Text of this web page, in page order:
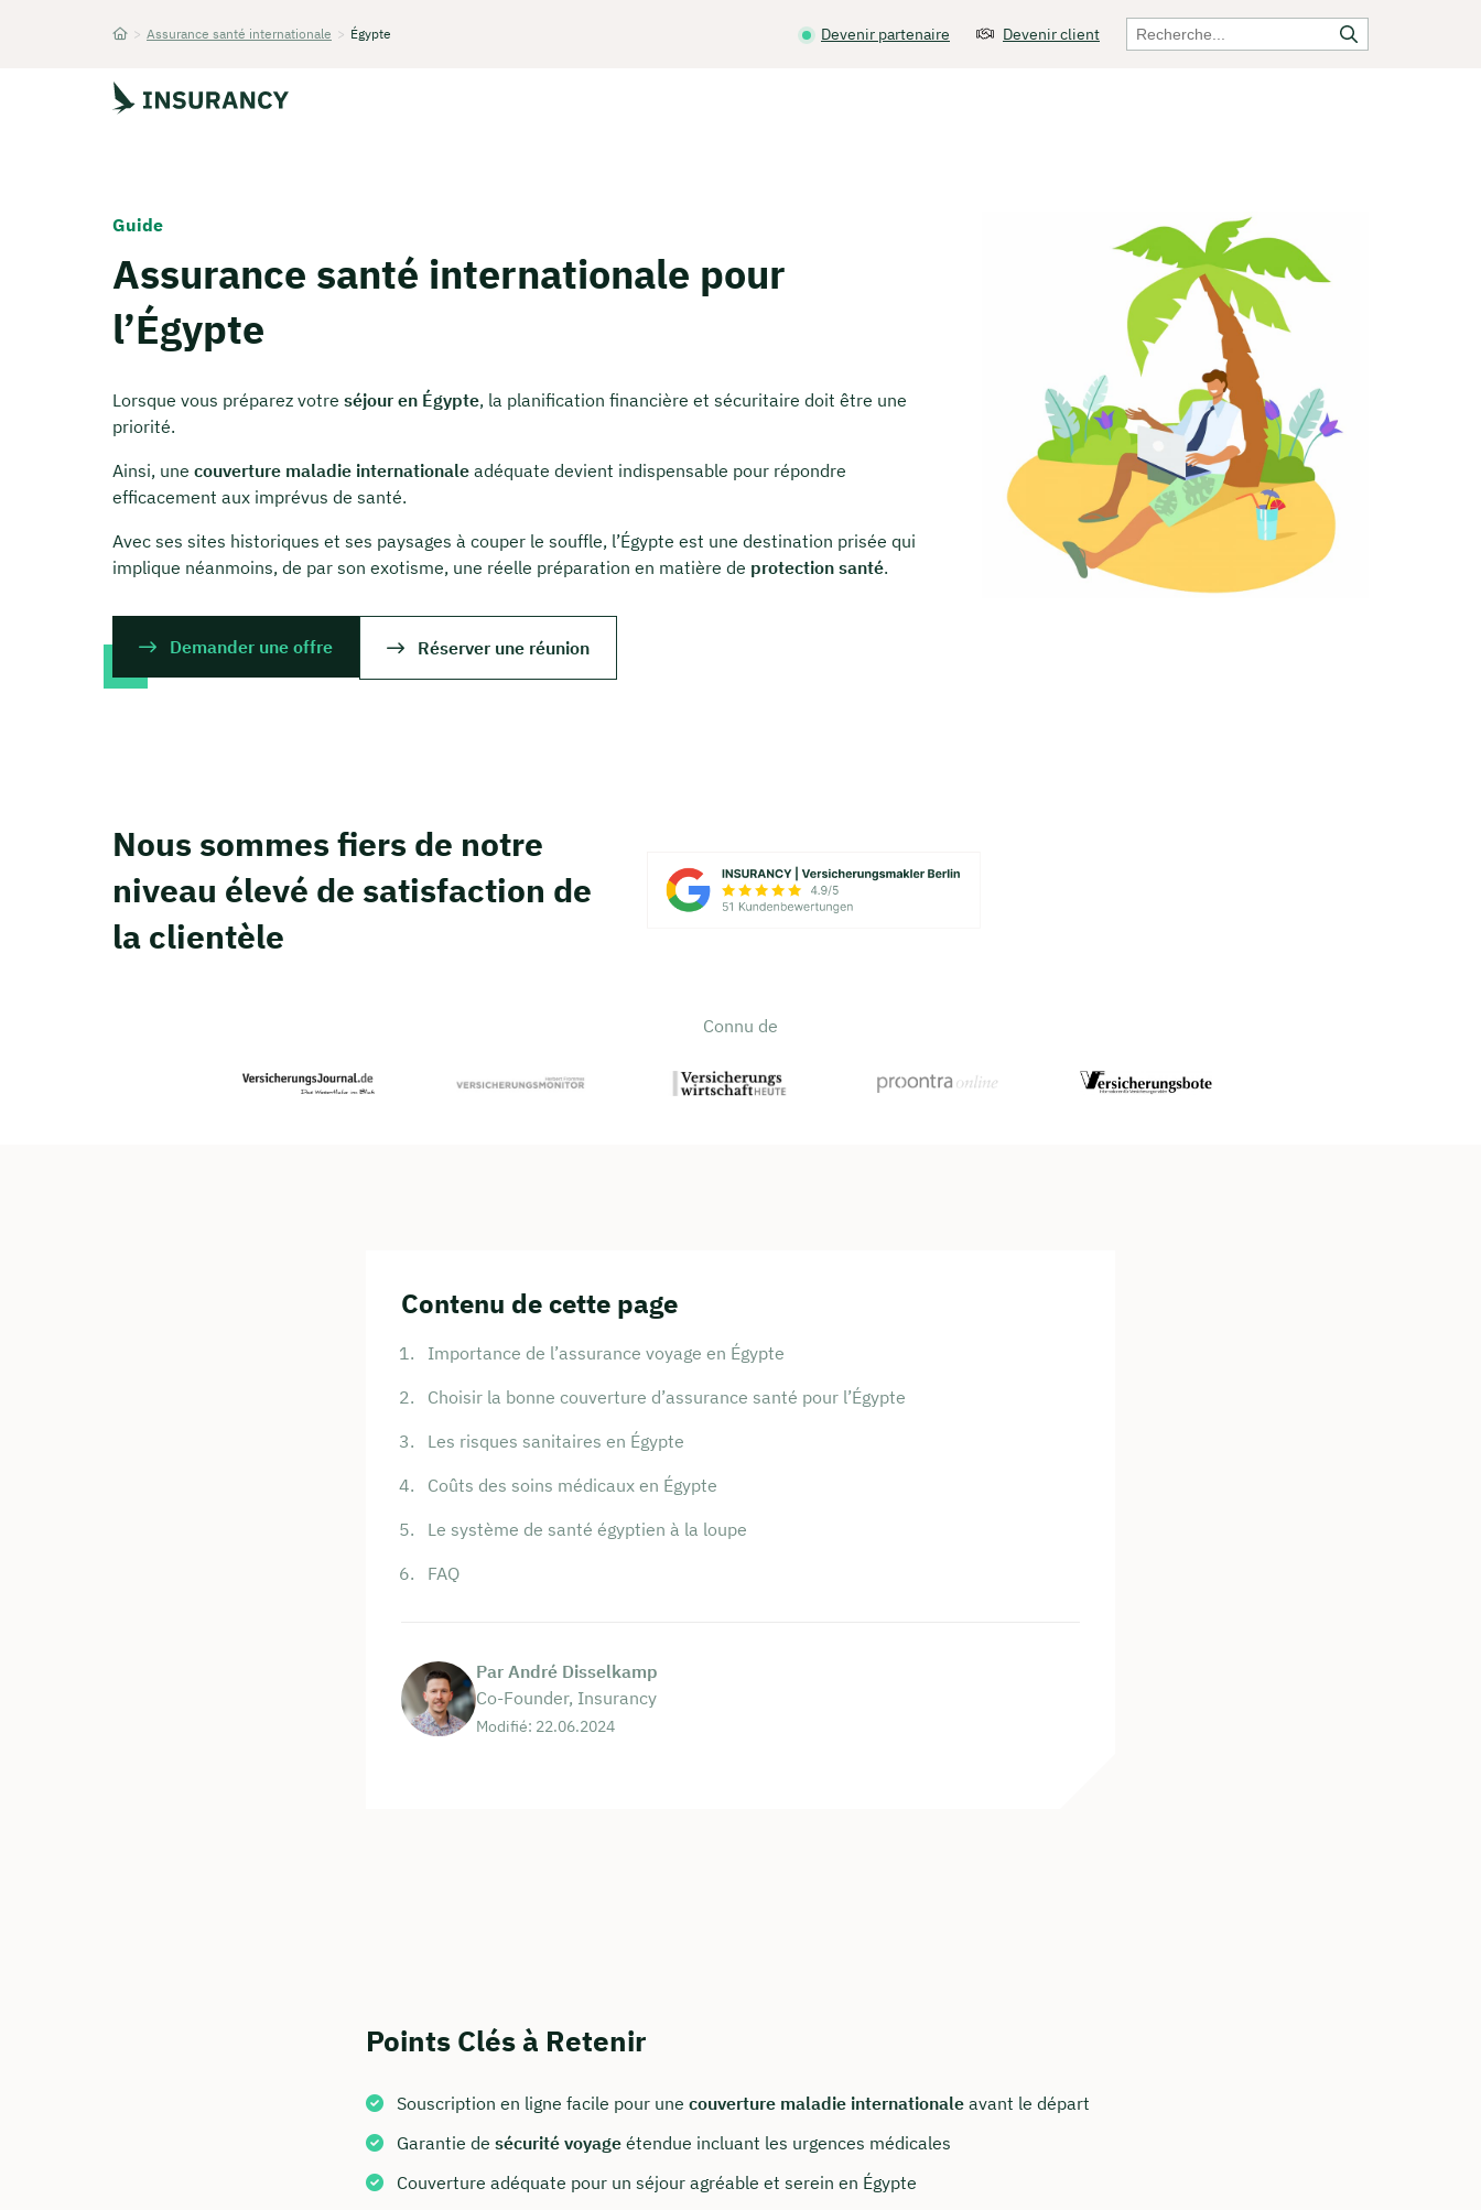
> Assurance santé internationale > Égypte Devenir partenaire Devenir client
Guide
Assurance santé internationale pour
l’Égypte
Lorsque vous préparez votre séjour en Égypte, la planification financière et sécuritaire doit être une
priorité.
Ainsi, une couverture maladie internationale adéquate devient indispensable pour répondre
efficacement aux imprévus de santé.
Avec ses sites historiques et ses paysages à couper le souffle, l’Égypte est une destination prisée qui
implique néanmoins, de par son exotisme, une réelle préparation en matière de protection santé.
Demander une offre Réserver une réunion
Nous sommes fiers de notre
niveau élevé de satisfaction de
la clientèle
Connu de
Contenu de cette page
Importance de l’assurance voyage en Égypte
Choisir la bonne couverture d’assurance santé pour l’Égypte
Les risques sanitaires en Égypte
Coûts des soins médicaux en Égypte
Le système de santé égyptien à la loupe
FAQ
Par André Disselkamp
Co-Founder, Insurancy
Modifié: 22.06.2024
Points Clés à Retenir
Souscription en ligne facile pour une couverture maladie internationale avant le départ
Garantie de sécurité voyage étendue incluant les urgences médicales
Couverture adéquate pour un séjour agréable et serein en Égypte